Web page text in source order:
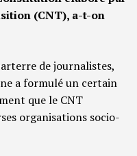
(CNT), a-t-on
de journalistes,
a formulé un certain
que le CNT
organisations socio-